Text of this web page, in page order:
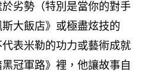
劣勢（特別是當你的對手
大飯店》或極盡炫技的
代表米勒的功力或藝術成就
冠軍路》裡，他讓故事自